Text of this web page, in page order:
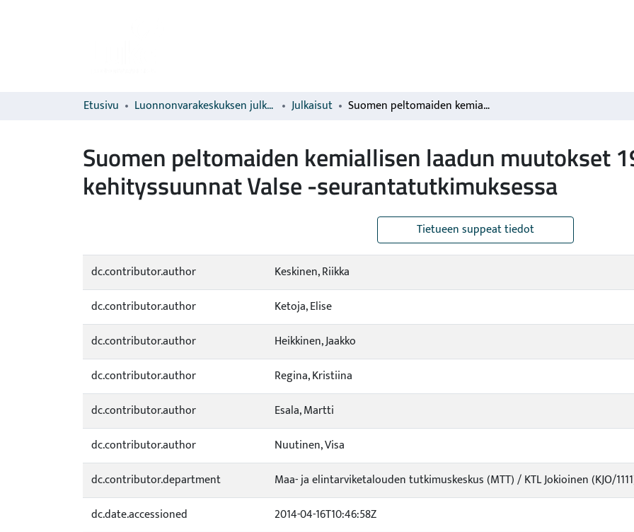
Etusivu Luonnonvarakeskuksen julkaisut Julkaisut Suomen peltomaiden kemiallisen laadun muutokset 1974-2009 : viljavuuden kehityssuunnat Valse -seurantatutkimuksessa
Suomen peltomaiden kemiallisen laadun muutokset
kehityssuunnat Valse -seurantatutkimuksessa
Tietueen suppeat tiedot
dc.contributor.author
Keskinen, Riikka
dc.contributor.author
Ketoja, Elise
dc.contributor.author
Heikkinen, Jaakko
dc.contributor.author
Regina, Kristiina
dc.contributor.author
Esala, Martti
dc.contributor.author
Nuutinen, Visa
dc.contributor.department
Maa- ja elintarviketalouden tutkimuskeskus (MTT) / KTL Jokioinen (KJO/
dc.date.accessioned
2014-04-16T10:46:58Z